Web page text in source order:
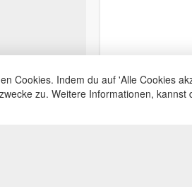
Cookies. Indem du auf 'Alle Cookies
zu. Weitere Informationen, kannst